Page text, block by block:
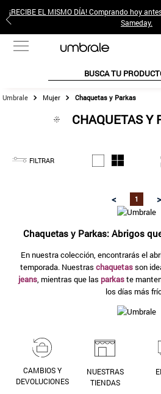
¡RECIBE EL MISMO DÍA! Comprando hoy
Sameday.
BUSCA TU PRODUCTO
Mujer Chaquetas y Parkas
CHAQUETAS Y
FILTRAR
< 1 >
Chaquetas y Parkas: Abrigos
En nuestra colección, encontrarás el
temporada. Nuestras chaquetasson
jeans, mientras que las parkaste
los días más
CAMBIOS Y
DEVOLUCIONES
NUESTRAS
TIENDAS
TÉRMINOS MÁS BUSCADOS
jeans pantalones
3.
sweter
8.
collar